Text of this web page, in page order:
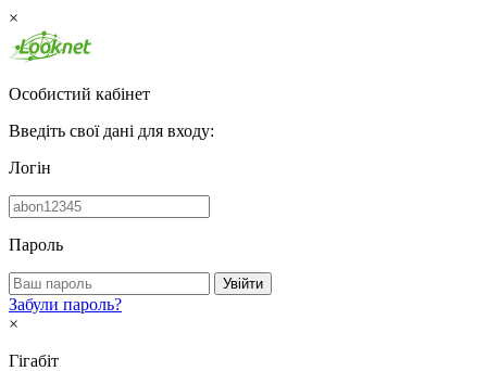
×
Особистий кабінет
Введіть свої дані для входу:
Логін
Пароль
Увійти
Забули пароль?
×
Гігабіт